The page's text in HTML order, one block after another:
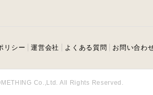
リシー 運営会社 よくある質問 お問い合わ
Co.,Ltd. All Rights Reserved.